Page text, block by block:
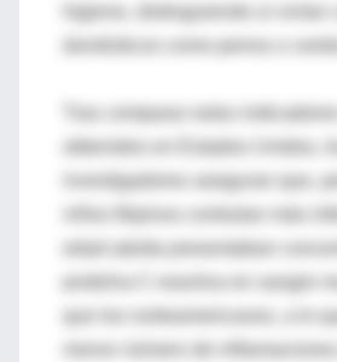
higiene, distinguiendo si vivían
investigadores aseguran que,
proteína C-reactiva en sangre
menor número de